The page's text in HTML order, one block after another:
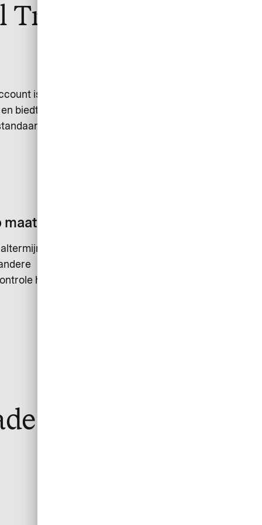
Account
is
biedt
maat
heeft
Account